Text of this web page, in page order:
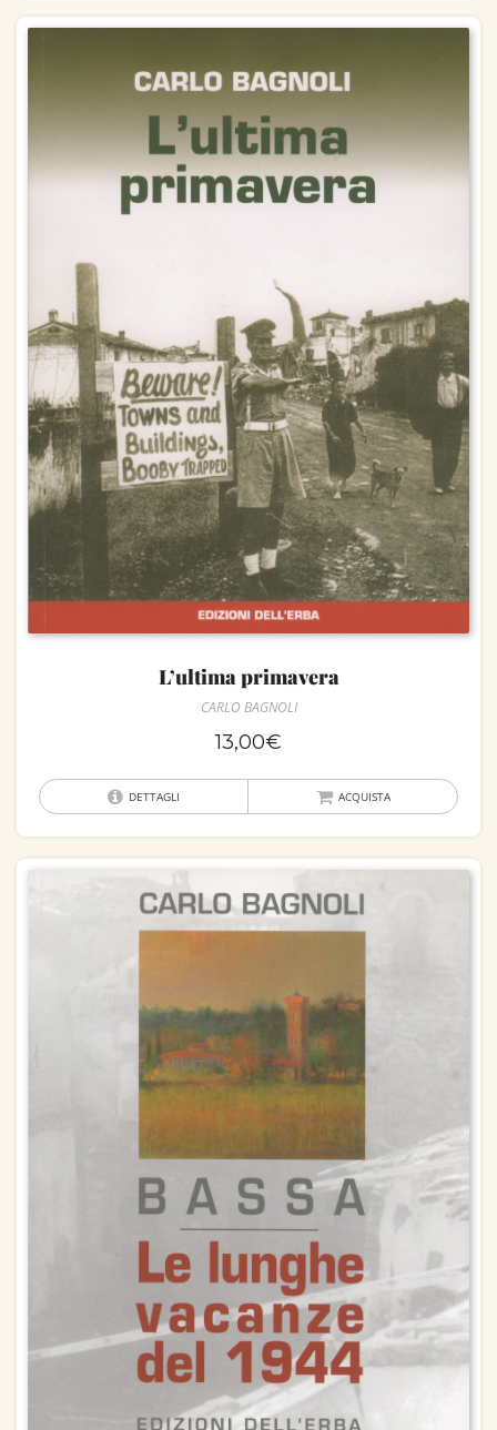
L’ultima primavera
CARLO BAGNOLI
13,00€
DETTAGLI ACQUISTA